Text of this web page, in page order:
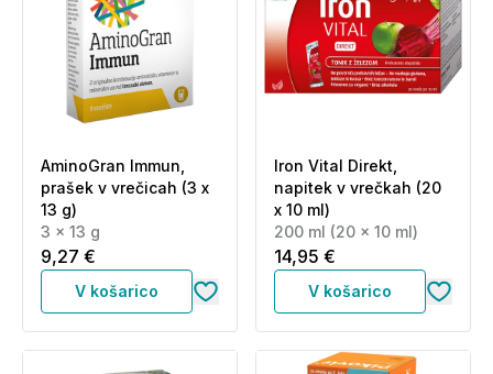
AminoGran Immun,
prašek v vrečicah (3 x
13 g)
3 x 13 g
9,27 €
V košarico
Iron Vital Direkt,
napitek v vrečkah (20
x 10 ml)
200 ml (20 x 10 ml)
14,95 €
V košarico